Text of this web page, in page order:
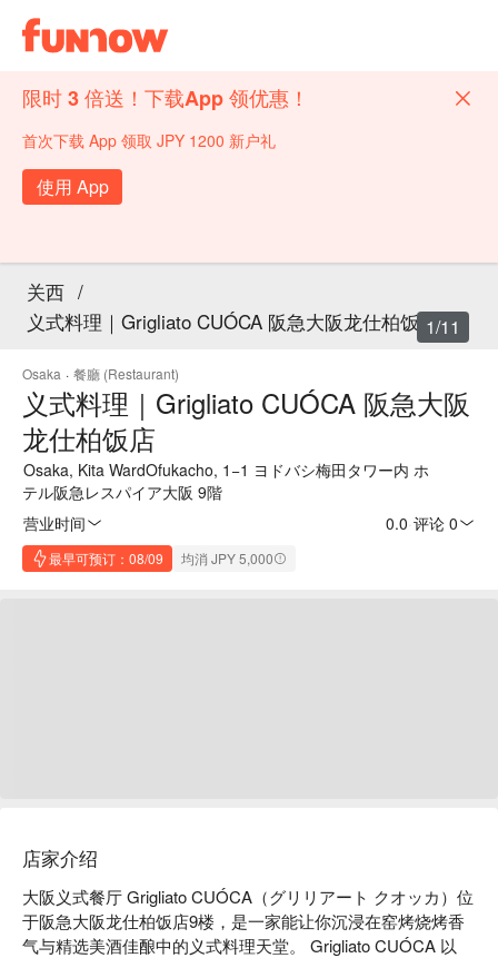
限时 3 倍送！下载App 领优惠！
首次下载 App 领取 JPY 1200 新户礼
使用 App
关西 /
义式料理｜Grigliato CUÓCA 阪急大阪龙仕柏饭店
Osaka · 餐廳 (Restaurant)
义式料理｜Grigliato CUÓCA 阪急大阪
龙仕柏饭店
Osaka, Kita WardOfukacho, 1−1 ヨドバシ梅田タワー内 ホ
テル阪急レスパイア大阪 9階
营业时间
0.0 评论 0
最早可预订：08/09 均消 JPY 5,000
1/11
店家介绍
大阪义式餐厅 Grigliato CUÓCA（グリリアート クオッカ）位
于阪急大阪龙仕柏饭店9楼，是一家能让你沉浸在窑烤烧烤香
气与精选美酒佳酿中的义式料理天堂。 Grigliato CUÓCA 以